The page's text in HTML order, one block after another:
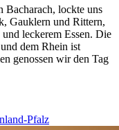
Bacharach, lockte uns
Gauklern und Rittern,
leckerem Essen. Die
dem Rhein ist
genossen wir den Tag
Pfalz